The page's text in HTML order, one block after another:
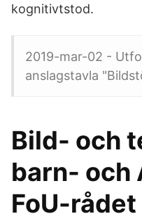
kognitivtstod.
2019-mar-02 -
anslagstavla
Bild- och
barn- och
FoU-rådet